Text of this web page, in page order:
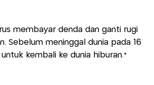
membayar denda dan ganti rugi
Sebelum meninggal dunia pada 16
kembali ke dunia hiburan.*